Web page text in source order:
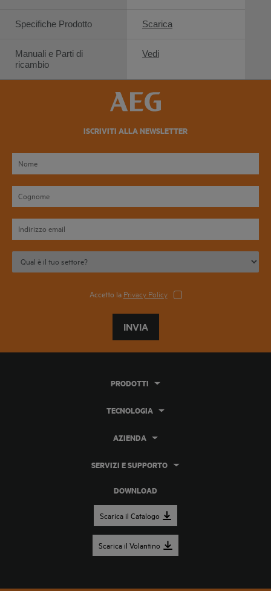
Specifiche Prodotto
Manuali e Parti di
ricambio
Scarica
Vedi
ISCRIVITI ALLA NEWSLETTER
Accetto la Privacy Policy
INVIA
DOWNLOAD
Scarica il Catalogo
Scarica il Volantino
PRODOTTI
TECNOLOGIA
AZIENDA
SERVIZI E SUPPORTO